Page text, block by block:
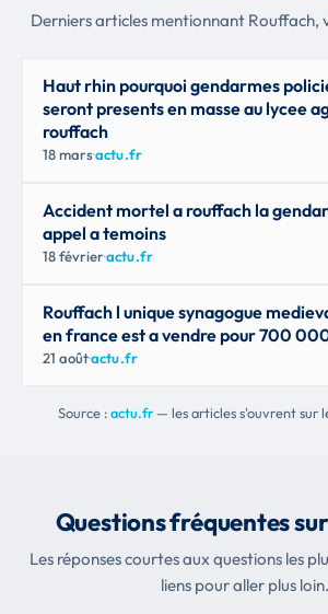
Derniers articles mentionnant Rouffach,
Haut rhin pourquoi gendarmes
seront presents en masse au lycee
rouffach
18 mars·actu.fr
Accident mortel a rouffach la
appel a temoins
18 février·actu.fr
Rouffach l unique synagogue
en france est a vendre pour 700
21 août·actu.fr
Source :actu.fr— les articles s'ouvrent sur
Questions fréquentes
Les réponses courtes aux questions les
liens pour aller plus loin.